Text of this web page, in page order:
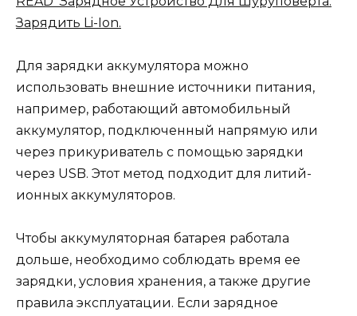
Зарядить Li-Ion.
Для зарядки аккумулятора можно
использовать внешние источники питания,
например, работающий автомобильный
аккумулятор, подключенный напрямую или
через прикуриватель с помощью зарядки
через USB. Этот метод подходит для литий-
ионных аккумуляторов.
Чтобы аккумуляторная батарея работала
дольше, необходимо соблюдать время ее
зарядки, условия хранения, а также другие
правила эксплуатации. Если зарядное